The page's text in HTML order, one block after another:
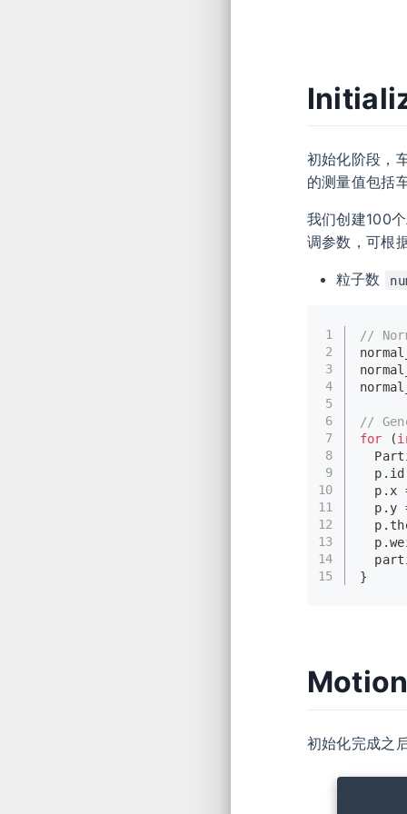
初始化阶段，
的测量值包括
我们创建100
调参数，可根
粒子数
1
2
3
4
5
6
7
8
9
10
11
12
13
14
15
//
//
for (
p.x
p.y
}
初始化完成之